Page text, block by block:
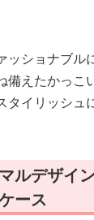
ッショナブル
備えたかっこ
イリッシュ
ルデザイ
ース